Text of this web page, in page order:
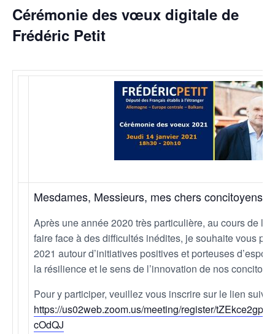
Cérémonie des vœux digitale de
Frédéric Petit
Mesdames, Messieurs, mes chers concitoyens,
Après une année 2020 très particulière, au cours de
faire face à des difficultés inédites, je souhaite vous
2021 autour d’initiatives positives et porteuses
la résilience et le sens de l’innovation de nos
Pour y participer, veuillez vous inscrire sur le lien
https://us02web.zoom.us/meeting/register/
cOdQJ